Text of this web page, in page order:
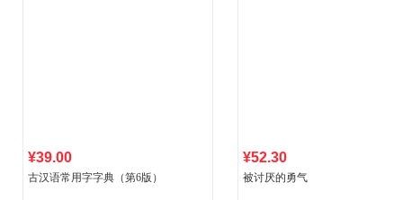
¥39.00
古汉语常用字字典（第6版）
¥52.30
被讨厌的勇气